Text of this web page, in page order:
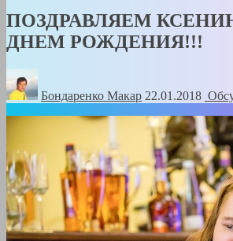
ПОЗДРАВЛЯЕМ
ДНЕМ РОЖДЕНИЯ!!!
Бондаренко Mакар 22.01.2018